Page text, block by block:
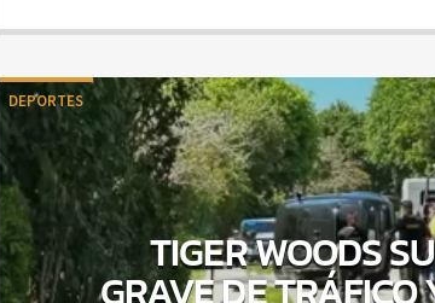
DEPORTES
TIGER WOODS